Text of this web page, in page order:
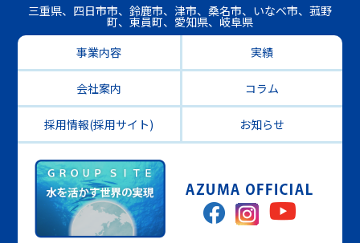
三重県、四日市市、鈴鹿市、津市、桑名市、いなべ市、菰野
町、東員町、愛知県、岐阜県
事業内容
実績
会社案内 コラム
採用情報(採用サイト) お知らせ